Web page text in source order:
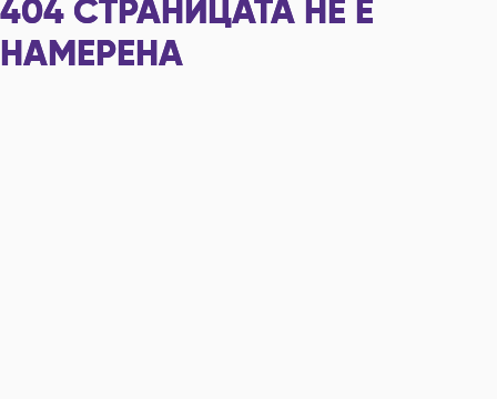
404 СТРАНИЦАТА НЕ Е
НАМЕРЕНА